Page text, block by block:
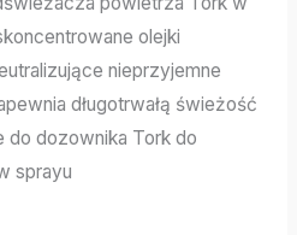
olejki
nieprzyjemne
długotrwałą świeżość
do dozownika Tork do
sprayu